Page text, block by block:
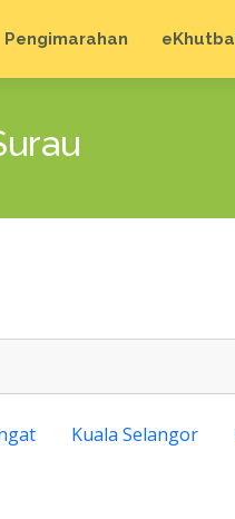
Pengimarahan e
Kuala Selangor